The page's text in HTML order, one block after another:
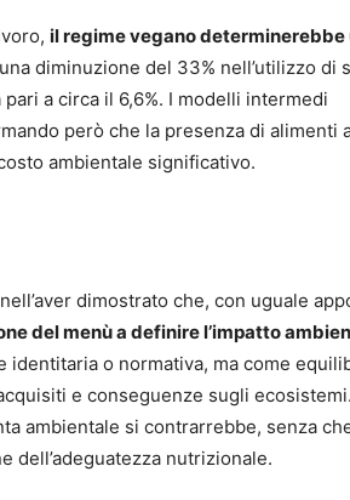
il regime vegano determinerebbe
diminuzione del 33% nell’utilizzo di
a circa il 6,6%. I modelli intermedi
però che la presenza di alimenti
ambientale significativo.
dimostrato che, con uguale
del menù a definire l’impatto
o normativa, ma come
e conseguenze sugli ecosistemi.
ambientale si contrarrebbe, senza
dell’adeguatezza nutrizionale.